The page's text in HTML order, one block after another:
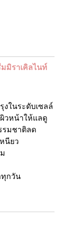
มมิราเคิลไนท์
นระดับเซลล์
วหน้าให้แลดู
รมชาติลด
นียว
ทุกวัน